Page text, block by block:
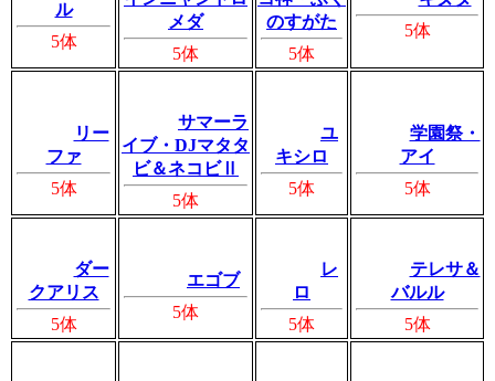
ル
5体
メダ
5体
のすがた
5体
5体
リー
ファ
5体
サマーラ
イブ・DJマタタ
ビ＆ネコビⅡ
5体
ユ
キシロ
5体
学園祭・
アイ
5体
ダー
クアリス
5体
エゴブ
5体
レ
ロ
5体
テレサ＆
バルル
5体